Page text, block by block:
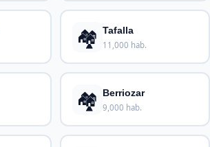
🏘️ Tafalla
11,000 hab.
🏘️ Berriozar
9,000 hab.